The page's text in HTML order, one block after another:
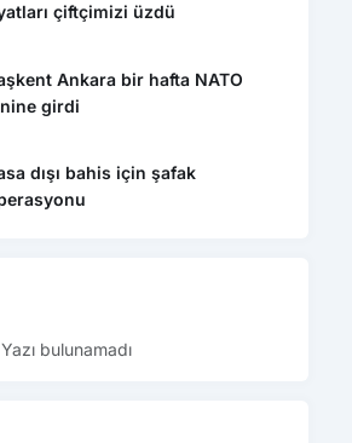
çiftçimizi üzdü
Ankara bir hafta NATO
girdi
dışı bahis için şafak
Yazı bulunamadı